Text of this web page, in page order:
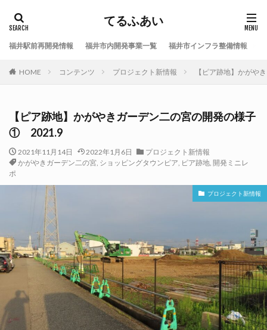
てるふあい
福井駅前再開発情報 福井市内開発事業一覧 福井市インフラ整備情報
HOME コンテンツ プロジェクト新情報 【ピア跡地】かが
【ピア跡地】かがやきガーデン二の宮の開発の様子
① 2021.9
2021年11月14日 2022年1月6日
プロジェクト新情報
かがやきガーデン二の宮, ショッピングタウンピア, ピア跡地, 開発ミニレ
ポ
プロジェクト新情報